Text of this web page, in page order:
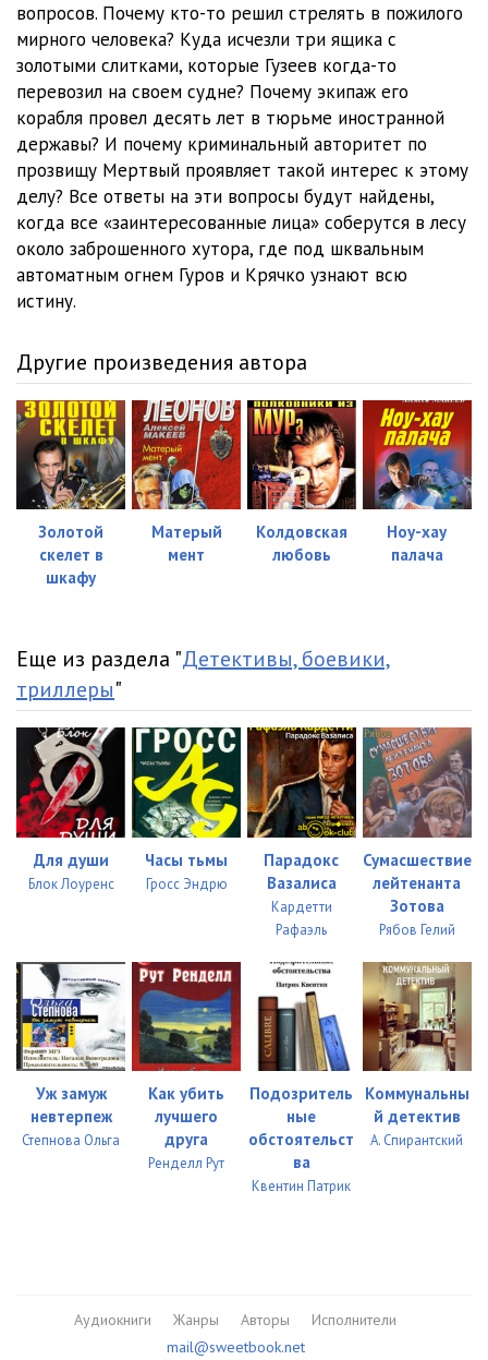
0014 21:06
0015
0016 20:50
0017 23:10
вопросов. Почему кто-то решил стрелять в пожилого
мирного человека? Куда исчезли три ящика с
золотыми слитками, которые Гузеев когда-то
перевозил на своем судне? Почему экипаж его
корабля провел десять лет в тюрьме иностранной
державы? И почему криминальный авторитет по
прозвищу Мертвый проявляет такой интерес к этому
делу? Все ответы на эти вопросы будут найдены,
когда все «заинтересованные лица» соберутся в лесу
около заброшенного хутора, где под шквальным
автоматным огнем Гуров и Крячко узнают всю
истину.
Другие произведения автора
Золотой
скелет в
шкафу
Матерый
мент
Колдовская
любовь
Ноу-хау
палача
Еще из раздела "Детективы, боевики,
триллеры"
Для души
Блок Лоуренс
Часы тьмы
Гросс Эндрю
Парадокс
Вазалиса
Кардетти
Рафаэль
Сумасшествие
лейтенанта
Зотова
Рябов Гелий
Уж замуж
невтерпеж
Степнова Ольга
Как убить
лучшего
друга
Ренделл Рут
Подозритель
ные
обстоятельст
ва
Квентин Патрик
Коммунальны
й детектив
А. Спирантский
Аудиокниги Жанры Авторы
Исполнители
mail@sweetbook.net